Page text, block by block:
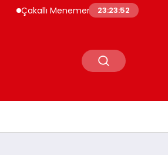
Çakallı Menemeni Neden Meşhur?
23:23:53